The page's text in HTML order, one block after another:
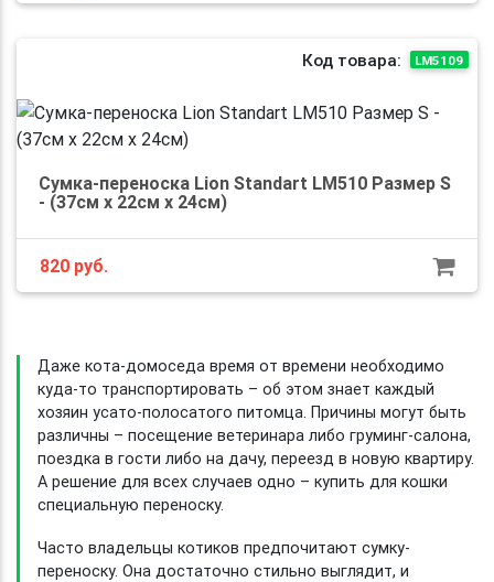
Код товара: LM5109
Сумка-переноска Lion Standart LM510 Размер S
- (37см х 22см х 24см)
820 руб.
Даже кота-домоседа время от времени необходимо
куда-то транспортировать – об этом знает каждый
хозяин усато-полосатого питомца. Причины могут быть
различны – посещение ветеринара либо груминг-салона,
поездка в гости либо на дачу, переезд в новую квартиру.
А решение для всех случаев одно – купить для кошки
специальную переноску.
Часто владельцы котиков предпочитают сумку-
переноску. Она достаточно стильно выглядит, и